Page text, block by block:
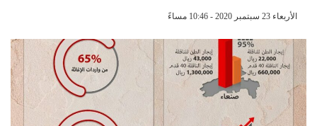
الأربعاء 23 سبتمبر 2020 - 10:46 مساءً